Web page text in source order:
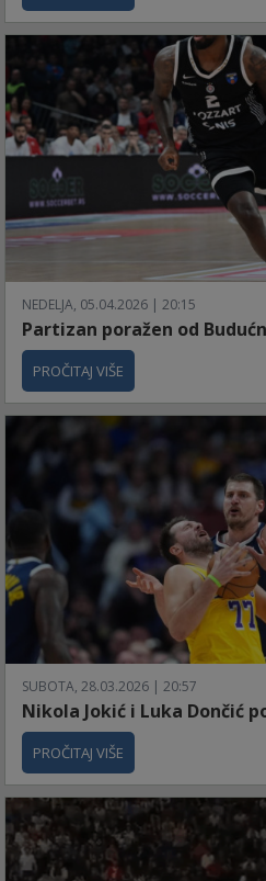
NEDELJA, 05.04.2026 | 20:15
Partizan poražen od
PROČITAJ VIŠE
SUBOTA, 28.03.2026 | 20:57
Nikola Jokić i Luka Dončić
PROČITAJ VIŠE